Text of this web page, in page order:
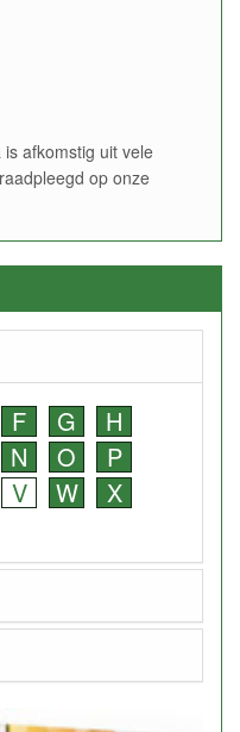
afkomstig uit vele
op onze
F G
H
N O
P
V W
X